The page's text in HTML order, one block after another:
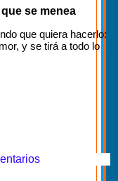
se menea
que quiera hacerlo:
y se tirá a todo lo